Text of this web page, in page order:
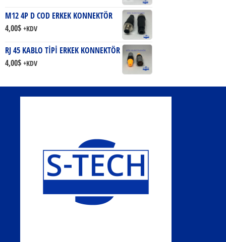
M12 4P D COD ERKEK KONNEKTÖR
4,00$ +KDV
RJ 45 KABLO TİPİ ERKEK KONNEKTÖR
4,00$ +KDV